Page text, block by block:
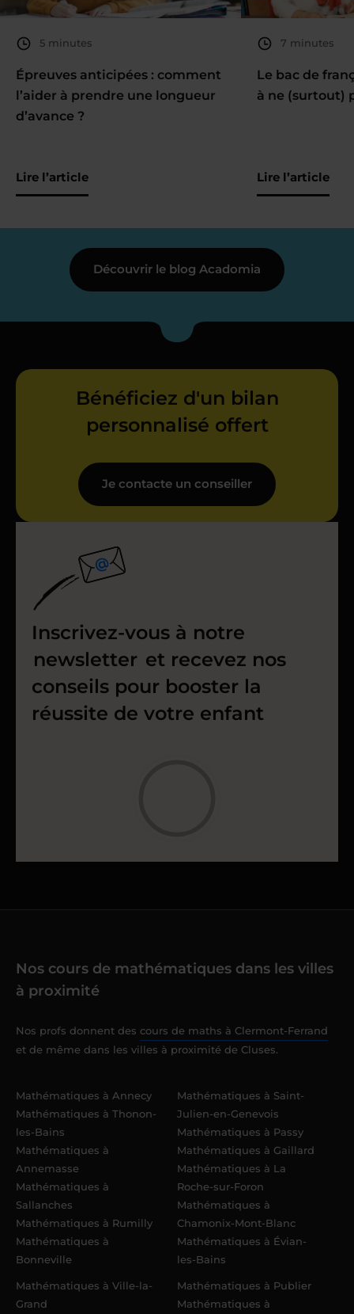
5 minutes
Épreuves anticipées : comment
l’aider à prendre une longueur
d’avance ?
Lire l’article
7 minutes
Le bac de
à ne (surtout)
Lire l’article
Découvrir le blog Acadomia
Bénéficiez d'un bilan
personnalisé offert
Je contacte un conseiller
Inscrivez-vous à notre
newsletter et recevez nos
conseils pour booster la
réussite de votre enfant
Nos cours de mathématiques dans les villes
à proximité
Nos profs donnent des cours de maths à Clermont-Ferrand
et de même dans les villes à proximité de Cluses.
Mathématiques à Annecy
Mathématiques à Thonon-
les-Bains
Mathématiques à
Annemasse
Mathématiques à
Sallanches
Mathématiques à Rumilly
Mathématiques à
Bonneville
Mathématiques à Saint-
Julien-en-Genevois
Mathématiques à Passy
Mathématiques à Gaillard
Mathématiques à La
Roche-sur-Foron
Mathématiques à
Chamonix-Mont-Blanc
Mathématiques à Évian-
les-Bains
Mathématiques à Ville-la-
Grand
Mathématiques à Publier
Mathématiques à